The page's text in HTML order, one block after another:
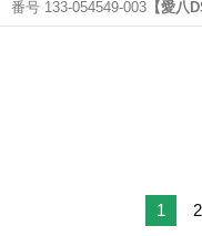
番号 133-054549-003【愛八
1 2